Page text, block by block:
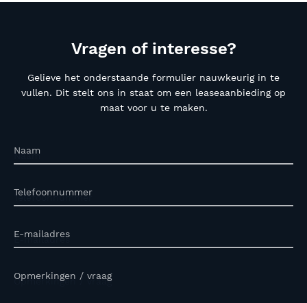
Vragen of interesse?
Gelieve het onderstaande formulier nauwkeurig in te
vullen. Dit stelt ons in staat om een leaseaanbieding op
maat voor u te maken.
Naam
Telefoonnummer
E-mailadres
Opmerkingen / vraag